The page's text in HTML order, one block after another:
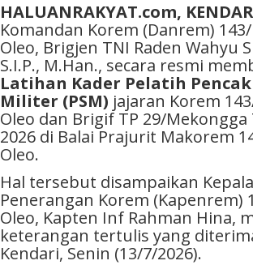
HALUANRAKYAT.com,
Komandan Korem (Danrem)
Oleo, Brigjen TNI Raden Wahyu
S.I.P., M.Han., secara resmi
Latihan Kader Pelatih
Militer (PSM) jajaran Korem
Oleo dan Brigif TP 29/Mekongga
2026 di Balai Prajurit Makorem
Oleo.
Hal tersebut disampaikan Kepala
Penerangan Korem (Kapenrem)
Oleo, Kapten Inf Rahman Hina,
keterangan tertulis yang
Kendari, Senin (13/7/2026).